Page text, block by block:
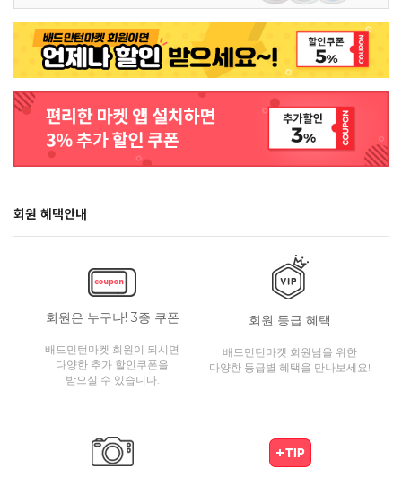
회원 혜택안내
회원은 누구나! 3종 쿠폰
배드민턴마켓 회원이 되시면
다양한 추가 할인쿠폰을
받으실 수 있습니다.
회원 등급 혜택
배드민턴마켓 회원님을 위한
다양한 등급별 혜택을 만나보세요!